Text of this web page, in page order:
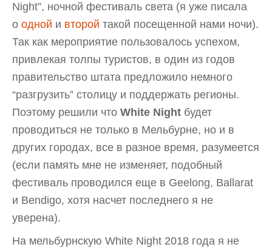
Night”, ночной фестиваль света (я уже писала
о одной и второй такой посещенной нами ночи).
Так как мероприятие пользовалось успехом,
привлекая толпы туристов, в один из годов
правительство штата предложило немного
“разгрузить” столицу и поддержать регионы.
Поэтому решили что White Night будет
проводиться не только в Мельбурне, но и в
других городах, все в разное время, разумеется
(если память мне не изменяет, подобный
фестиваль проводился еще в Geelong, Ballarat
и Bendigo, хотя насчет последнего я не
уверена).
На мельбурнскую White Night 2018 года я не